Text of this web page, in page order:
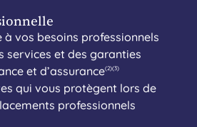
à vos besoins professionnels
services et des garanties
et d’assurance(2)(3)
qui vous protègent lors de
professionnels